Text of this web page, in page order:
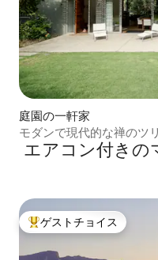
庭園の一軒家
モダンで現代的な禅のツ
エアコン付きの
大好評のゲストチョイスで
ゲストチョイス